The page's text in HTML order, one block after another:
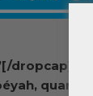
dropcap]est
quartier